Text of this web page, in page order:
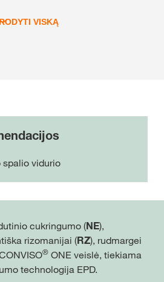
VISKĄ
spalio vidurio
cukringumo (NE),
rizomanijai (RZ), rudmargei
® ONE veislė, tiekiama
technologija EPD.